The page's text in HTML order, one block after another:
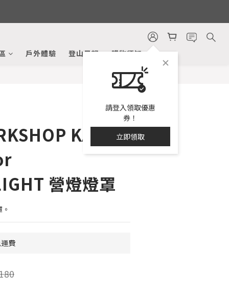
請登入領取優惠
券！
立即領取
戶外體驗 登山日記 購物須知
KASA
營燈燈罩
費
立即購買